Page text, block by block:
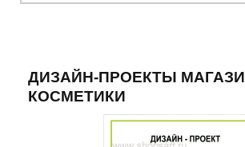
ДИЗАЙН-ПРОЕКТЫ
КОСМЕТИКИ